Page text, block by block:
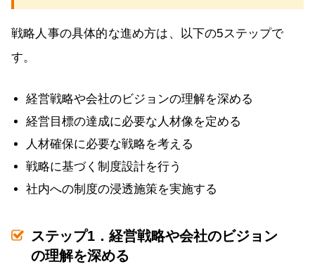
戦略人事の具体的な進め方は、以下の5ステップで
す。
経営戦略や会社のビジョンの理解を深める
経営目標の達成に必要な人材像を定める
人材確保に必要な戦略を考える
戦略に基づく制度設計を行う
社内への制度の浸透施策を実施する
ステップ1．経営戦略や会社のビジョン
の理解を深める